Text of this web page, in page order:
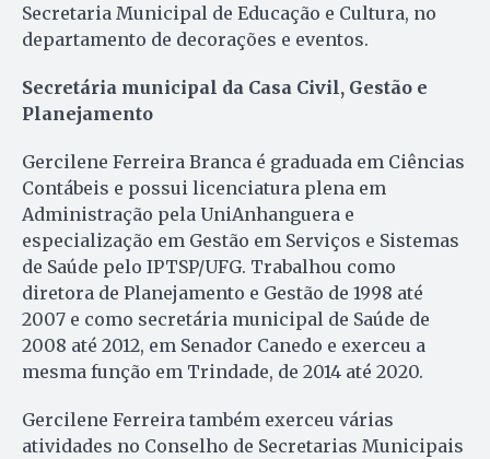
Secretaria Municipal de Educação e Cultura, no
departamento de decorações e eventos.
Secretária municipal da Casa Civil, Gestão e
Planejamento
Gercilene Ferreira Branca é graduada em Ciências
Contábeis e possui licenciatura plena em
Administração pela UniAnhanguera e
especialização em Gestão em Serviços e Sistemas
de Saúde pelo IPTSP/UFG. Trabalhou como
diretora de Planejamento e Gestão de 1998 até
2007 e como secretária municipal de Saúde de
2008 até 2012, em Senador Canedo e exerceu a
mesma função em Trindade, de 2014 até 2020.
Gercilene Ferreira também exerceu várias
atividades no Conselho de Secretarias Municipais